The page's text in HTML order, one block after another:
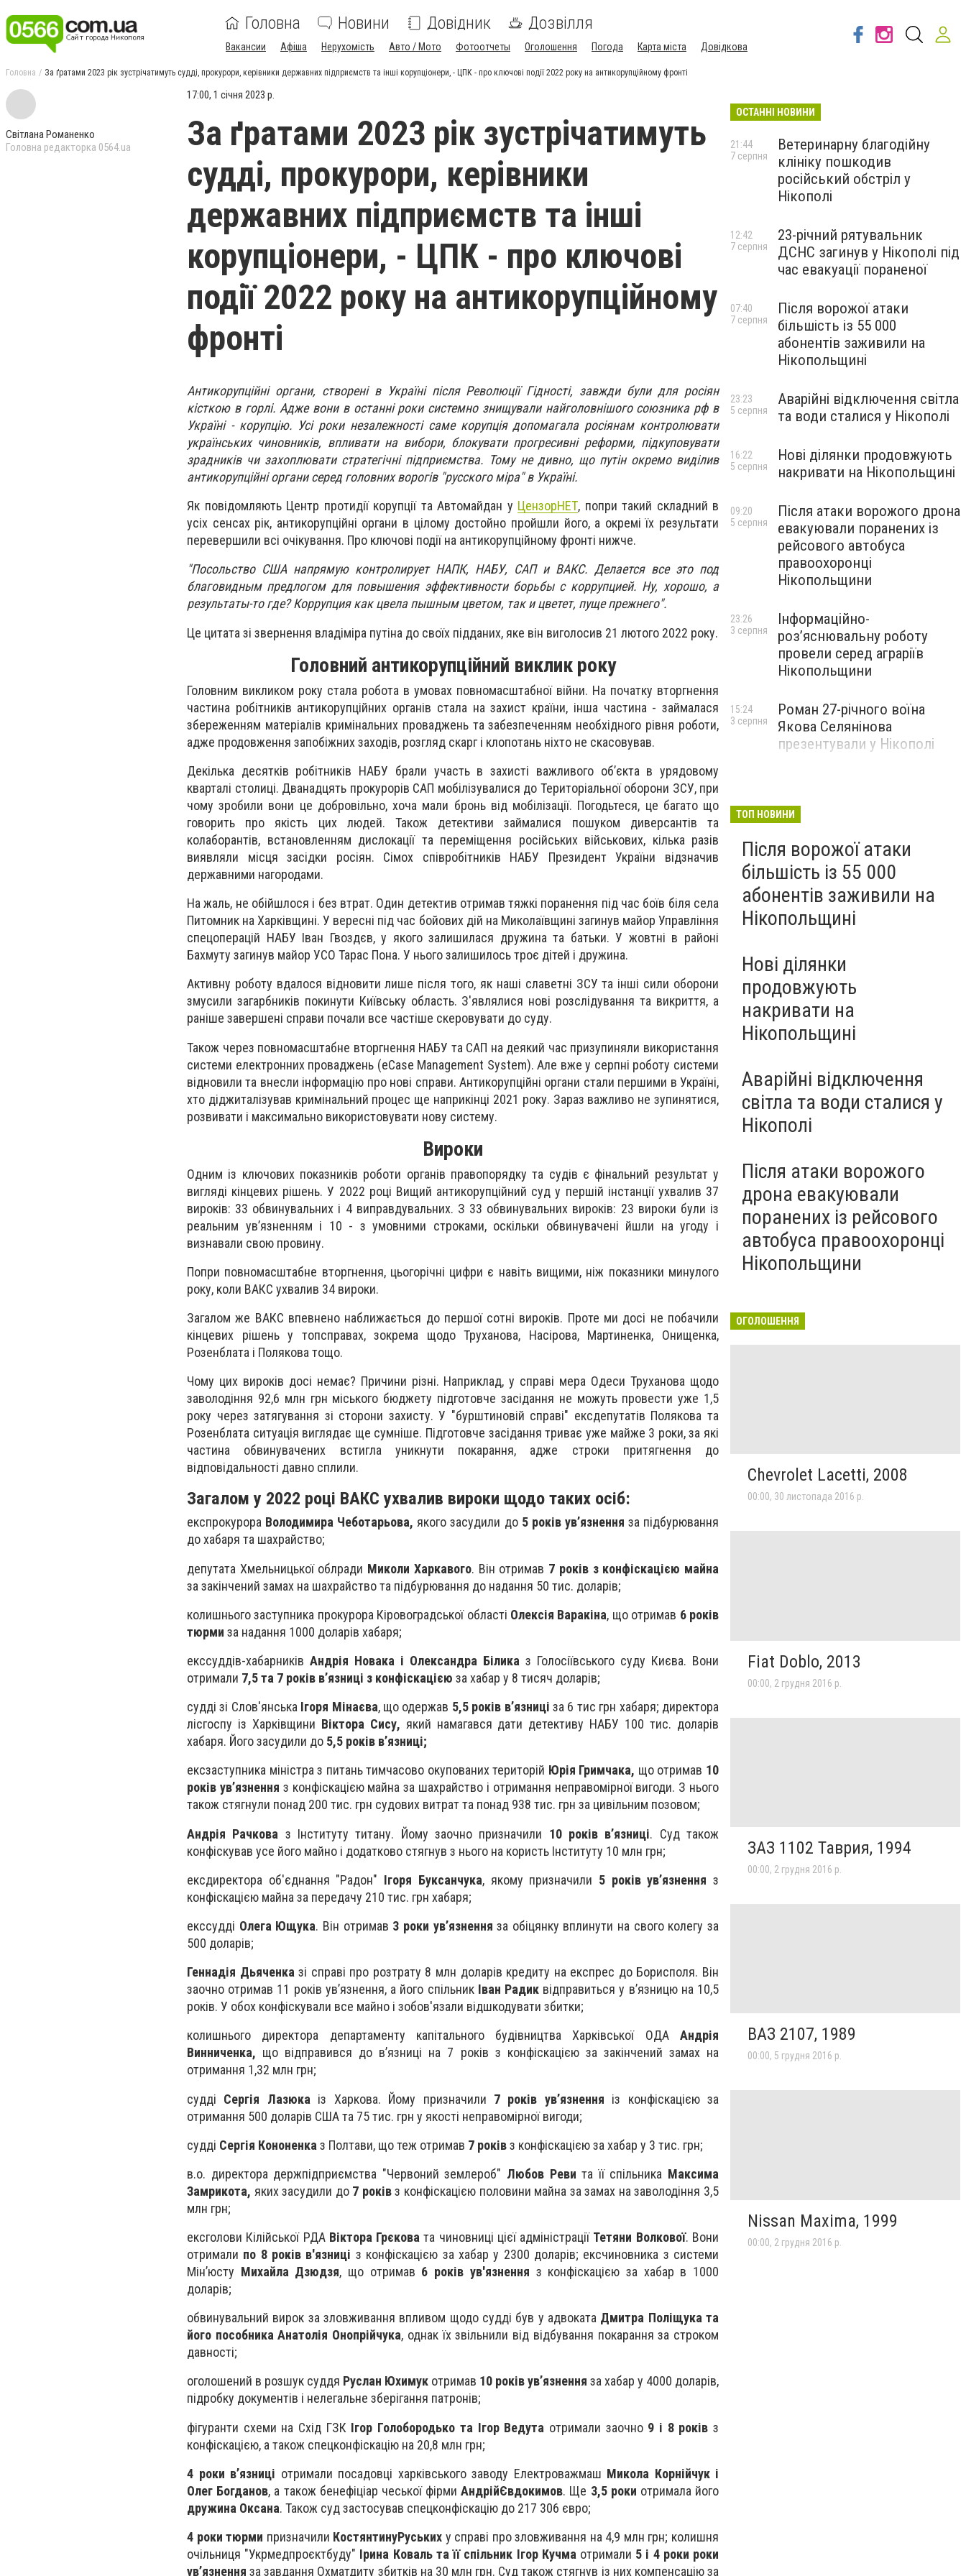
Головна Новини Довідник Дозвілля
Вакансии Афіша Нерухомість Авто / Мото Фотоотчеты Оголошення Погода Карта міста Довідкова
Головна За ґратами 2023 рік зустрічатимуть судді, прокурори, керівники державних підприємств та інші корупціонери, - ЦПК - про ключові події 2022 року на антикорупційному фронті
Світлана Романенко
Головна редакторка 0564.ua
17:00, 1 січня 2023 р.
За ґратами 2023 рік зустрічатимуть
судді, прокурори, керівники
державних підприємств та інші
корупціонери, - ЦПК - про ключові
події 2022 року на антикорупційному
фронті
Антикорупційні органи, створені в Україні після Революції Гідності, завжди були для росіян
кісткою в горлі. Адже вони в останні роки системно знищували найголовнішого союзника рф в
Україні - корупцію. Усі роки незалежності саме корупція допомагала росіянам контролювати
українських чиновників, впливати на вибори, блокувати прогресивні реформи, підкуповувати
зрадників чи захоплювати стратегічні підприємства. Тому не дивно, що путін окремо виділив
антикорупційні органи серед головних ворогів "русского міра" в Україні.
Як повідомляють Центр протидії корупції та Автомайдан у ЦензорНЕТ, попри такий складний в
усіх сенсах рік, антикорупційні органи в цілому достойно пройшли його, а окремі їх результати
перевершили всі очікування. Про ключові події на антикорупційному фронті нижче.
"Посольство США напрямую контролирует НАПК, НАБУ, САП и ВАКС. Делается все это под
благовидным предлогом для повышения эффективности борьбы с коррупцией. Ну, хорошо, а
результаты-то где? Коррупция как цвела пышным цветом, так и цветет, пуще прежнего".
Це цитата зі звернення владіміра путіна до своїх підданих, яке він виголосив 21 лютого 2022 року.
Головний антикорупційний виклик року
Головним викликом року стала робота в умовах повномасштабної війни. На початку вторгнення
частина робітників антикорупційних органів стала на захист країни, інша частина - займалася
збереженням матеріалів кримінальних проваджень та забезпеченням необхідного рівня роботи,
адже продовження запобіжних заходів, розгляд скарг і клопотань ніхто не скасовував.
Декілька десятків робітників НАБУ брали участь в захисті важливого об’єкта в урядовому
кварталі столиці. Дванадцять прокурорів САП мобілізувалися до Територіальної оборони ЗСУ, при
чому зробили вони це добровільно, хоча мали бронь від мобілізації. Погодьтеся, це багато що
говорить про якість цих людей. Також детективи займалися пошуком диверсантів та
колаборантів, встановленням дислокації та переміщення російських військових, кілька разів
виявляли місця засідки росіян. Сімох співробітників НАБУ Президент України відзначив
державними нагородами.
На жаль, не обійшлося і без втрат. Один детектив отримав тяжкі поранення під час боїв біля села
Питомник на Харківщині. У вересні під час бойових дій на Миколаївщині загинув майор Управління
спецоперацій НАБУ Іван Гвоздєв, у якого залишилася дружина та батьки. У жовтні в районі
Бахмуту загинув майор УСО Тарас Пона. У нього залишилось троє дітей і дружина.
Активну роботу вдалося відновити лише після того, як наші славетні ЗСУ та інші сили оборони
змусили загарбників покинути Київську область. З'являлися нові розслідування та викриття, а
раніше завершені справи почали все частіше скеровувати до суду.
Також через повномасштабне вторгнення НАБУ та САП на деякий час призупиняли використання
системи електронних проваджень (eCаse Management System). Але вже у серпні роботу системи
відновили та внесли інформацію про нові справи. Антикорупційні органи стали першими в Україні,
хто діджиталізував кримінальний процес ще наприкінці 2021 року. Зараз важливо не зупинятися,
розвивати і максимально використовувати нову систему.
Вироки
Одним із ключових показників роботи органів правопорядку та судів є фінальний результат у
вигляді кінцевих рішень. У 2022 році Вищий антикорупційний суд у першій інстанції ухвалив 37
вироків: 33 обвинувальних і 4 виправдувальних. З 33 обвинувальних вироків: 23 вироки були із
реальним ув’язненням і 10 - з умовними строками, оскільки обвинувачені йшли на угоду і
визнавали свою провину.
Попри повномасштабне вторгнення, цьогорічні цифри є навіть вищими, ніж показники минулого
року, коли ВАКС ухвалив 34 вироки.
Загалом же ВАКС впевнено наближається до першої сотні вироків. Проте ми досі не побачили
кінцевих рішень у топсправах, зокрема щодо Труханова, Насірова, Мартиненка, Онищенка,
Розенблата і Полякова тощо.
Чому цих вироків досі немає? Причини різні. Наприклад, у справі мера Одеси Труханова щодо
заволодіння 92,6 млн грн міського бюджету підготовче засідання не можуть провести уже 1,5
року через затягування зі сторони захисту. У "бурштиновій справі" ексдепутатів Полякова та
Розенблата ситуація виглядає ще сумніше. Підготовче засідання триває уже майже 3 роки, за які
частина обвинувачених встигла уникнути покарання, адже строки притягнення до
відповідальності давно сплили.
Загалом у 2022 році ВАКС ухвалив вироки щодо таких осіб:
експрокурора Володимира Чеботарьова,якого засудили до 5 років ув’язнення за підбурювання
до хабаря та шахрайство;
депутата Хмельницької облради Миколи Харкавого. Він отримав 7 років з конфіскацією майна
за закінчений замах на шахрайство та підбурювання до надання 50 тис. доларів;
колишнього заступника прокурора Кіровоградської області Олексія Варакіна, що отримав 6 років
тюрми за надання 1000 доларів хабаря;
екссуддів-хабарників Андрія Новака і Олександра Білика з Голосіївського суду Києва. Вони
отримали 7,5 та 7 років в’язниці з конфіскацією за хабар у 8 тисяч доларів;
судді зі Слов'янська Ігоря Мінаєва, що одержав 5,5 років в’язниціза 6 тис грн хабаря; директора
лісгоспу із Харківщини Віктора Сису, який намагався дати детективу НАБУ 100 тис. доларів
хабаря. Його засудили до 5,5 років в’язниці;
ексзаступника міністра з питань тимчасово окупованих територій Юрія Гримчака, що отримав 10
років ув’язнення з конфіскацією майна за шахрайство і отримання неправомірної вигоди. З нього
також стягнули понад 200 тис. грн судових витрат та понад 938 тис. грн за цивільним позовом;
Андрія Рачкова з Інституту титану. Йому заочно призначили 10 років в’язниці. Суд також
конфіскував усе його майно і додатково стягнув з нього на користь Інституту 10 млн грн;
ексдиректора об'єднання "Радон" Ігоря Буксанчука, якому призначили 5 років ув’язнення з
конфіскацією майна за передачу 210 тис. грн хабаря;
екссудді Олега Ющука. Він отримав 3 роки ув’язненняза обіцянку вплинути на свого колегу за
500 доларів;
Геннадія Дьяченка зі справі про розтрату 8 млн доларів кредиту на експрес до Борисполя. Він
заочно отримав 11 років ув’язнення, а його спільник Іван Радик відправиться у в’язницю на 10,5
років. У обох конфіскували все майно і зобов'язали відшкодувати збитки;
колишнього директора департаменту капітального будівництва Харківської ОДА Андрія
Винниченка, що відправився до в’язниці на 7 років з конфіскацією за закінчений замах на
отримання 1,32 млн грн;
судді Сергія Лазюка із Харкова. Йому призначили 7 років ув’язнення із конфіскацією за
отримання 500 доларів США та 75 тис. грн у якості неправомірної вигоди;
судді Сергія Кононенка з Полтави, що теж отримав 7 роківз конфіскацією за хабар у 3 тис. грн;
в.о. директора держпідприємства "Червоний землероб" Любов Реви та її спільника Максима
Замрикота, яких засудили до 7 роківз конфіскацією половини майна за замах на заволодіння 3,5
млн грн;
ексголови Кілійської РДА Віктора Грєкова та чиновниці цієї адміністрації Тетяни Волкової. Вони
отримали по 8 років в'язниці з конфіскацією за хабар у 2300 доларів; ексчиновника з системи
Мін’юсту Михайла Дзюдзя, що отримав 6 років ув'язнення з конфіскацією за хабар в 1000
доларів;
обвинувальний вирок за зловживання впливом щодо судді був у адвоката Дмитра Поліщуката
його пособника Анатолія Онопрійчука, однак їх звільнили від відбування покарання за строком
давності;
оголошений в розшук суддя Руслан Юхимук отримав 10 років ув’язнення за хабар у 4000 доларів,
підробку документів і нелегальне зберігання патронів;
фігуранти схеми на Схід ГЗК Ігор Голобородько та Ігор Ведута отримали заочно 9 і 8 років з
конфіскацією, а також спецконфіскацію на 20,8 млн грн;
4 роки в’язниці отримали посадовці харківського заводу Електроважмаш Микола Корнійчук і
Олег Богданов, а також бенефіціар чеської фірмиАндрійЄвдокимов. Ще 3,5 роки отримала його
дружина Оксана. Також суд застосував спецконфіскацію до 217 306 євро;
4 роки тюрми призначили КостянтинуРуських у справі про зловживання на 4,9 млн грн; колишня
очільниця "Укрмедпроєктбуду" Ірина Коваль та її спільник Ігор Кучма отримали 5 і 4 роки роки
ув’язненняза завдання Охматдиту збитків на 30 млн грн. Суд також стягнув із них компенсацію за
ОСТАННІ НОВИНИ
Ветеринарну благодійну
клініку пошкодив
російський обстріл у
Нікополі
21:44
7 серпня
23-річний рятувальник
ДСНС загинув у Нікополі під
час евакуації пораненої
12:42
7 серпня
Після ворожої атаки
більшість із 55 000
абонентів заживили на
Нікопольщині
07:40
7 серпня
Аварійні відключення світла
та води сталися у Нікополі
23:23
5 серпня
Нові ділянки продовжують
накривати на Нікопольщині
16:22
5 серпня
Після атаки ворожого дрона
евакуювали поранених із
рейсового автобуса
правоохоронці
Нікопольщини
09:20
5 серпня
Інформаційно-
роз’яснювальну роботу
провели серед аграріїв
Нікопольщини
23:26
3 серпня
Роман 27-річного воїна
Якова Селянінова
презентували у Нікополі
15:24
3 серпня
ТОП НОВИНИ
Після ворожої атаки
більшість із 55 000
абонентів заживили на
Нікопольщині
Нові ділянки
продовжують
накривати на
Нікопольщині
Аварійні відключення
світла та води сталися у
Нікополі
Після атаки ворожого
дрона евакуювали
поранених із рейсового
автобуса правоохоронці
Нікопольщини
ОГОЛОШЕННЯ
Chevrolet Lacetti, 2008
00:00, 30 листопада 2016 р.
Fiat Doblo, 2013
00:00, 2 грудня 2016 р.
ЗАЗ 1102 Таврия, 1994
00:00, 2 грудня 2016 р.
ВАЗ 2107, 1989
00:00, 5 грудня 2016 р.
Nissan Maxima, 1999
00:00, 2 грудня 2016 р.